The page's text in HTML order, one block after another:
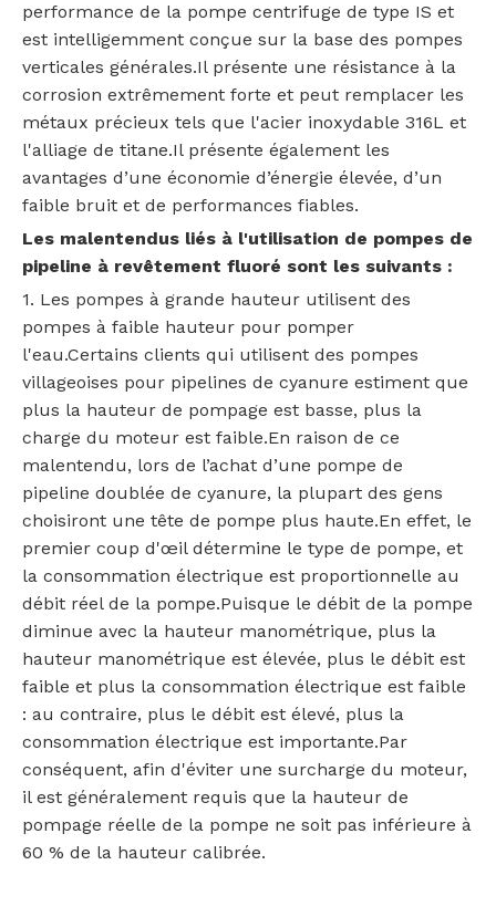
performance de la pompe centrifuge de type IS et
est intelligemment conçue sur la base des pompes
verticales générales.Il présente une résistance à la
corrosion extrêmement forte et peut remplacer les
métaux précieux tels que l'acier inoxydable 316L et
l'alliage de titane.Il présente également les
avantages d’une économie d’énergie élevée, d’un
faible bruit et de performances fiables.
Les malentendus liés à l'utilisation de pompes de
pipeline à revêtement fluoré sont les suivants :
1. Les pompes à grande hauteur utilisent des
pompes à faible hauteur pour pomper
l'eau.Certains clients qui utilisent des pompes
villageoises pour pipelines de cyanure estiment que
plus la hauteur de pompage est basse, plus la
charge du moteur est faible.En raison de ce
malentendu, lors de l’achat d’une pompe de
pipeline doublée de cyanure, la plupart des gens
choisiront une tête de pompe plus haute.En effet, le
premier coup d'œil détermine le type de pompe, et
la consommation électrique est proportionnelle au
débit réel de la pompe.Puisque le débit de la pompe
diminue avec la hauteur manométrique, plus la
hauteur manométrique est élevée, plus le débit est
faible et plus la consommation électrique est faible
: au contraire, plus le débit est élevé, plus la
consommation électrique est importante.Par
conséquent, afin d'éviter une surcharge du moteur,
il est généralement requis que la hauteur de
pompage réelle de la pompe ne soit pas inférieure à
60 % de la hauteur calibrée.